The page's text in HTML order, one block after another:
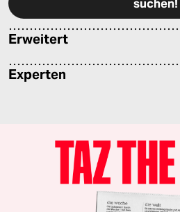
Erweitert
Experten